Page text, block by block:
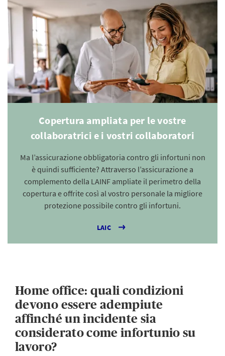
Copertura ampliata per le vostre
collaboratrici e i vostri collaboratori
Ma l’assicurazione obbligatoria contro gli infortuni non
è quindi sufficiente? Attraverso l’assicurazione a
complemento della LAINF ampliate il perimetro della
copertura e offrite così al vostro personale la migliore
protezione possibile contro gli infortuni.
LAIC
Home office: quali condizioni
devono essere adempiute
affinché un incidente sia
considerato come infortunio su
lavoro?